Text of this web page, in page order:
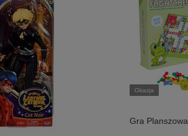
Okazja
Gra